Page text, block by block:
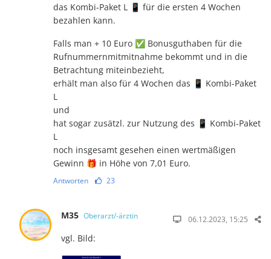
das Kombi-Paket L 📱 für die ersten 4 Wochen
bezahlen kann.
Falls man + 10 Euro ✅ Bonusguthaben für die
Rufnummernmitmitnahme bekommt und in die
Betrachtung miteinbezieht,
erhält man also für 4 Wochen das 📱 Kombi-Paket
L
und
hat sogar zusätzl. zur Nutzung des 📱 Kombi-Paket
L
noch insgesamt gesehen einen wertmäßigen
Gewinn 🎁 in Höhe von 7,01 Euro.
Antworten 23
M35 Oberarzt/-ärztin 06.12.2023, 15:25
vgl. Bild: